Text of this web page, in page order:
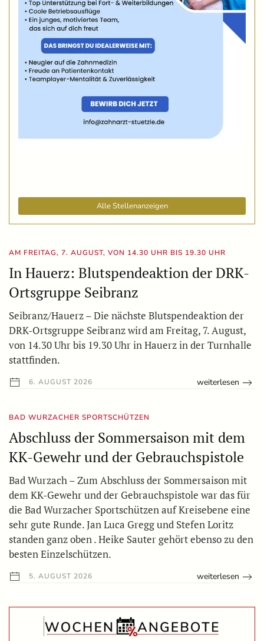
Alle Stellenanzeigen
AM FREITAG, 7. AUGUST, VON 14.30 UHR BIS 19.30 UHR
In Hauerz: Blutspendeaktion der DRK-
Ortsgruppe Seibranz
Seibranz/Hauerz – Die nächste Blutspendeaktion der
DRK-Ortsgruppe Seibranz wird am Freitag, 7. August,
von 14.30 Uhr bis 19.30 Uhr in Hauerz in der Turnhalle
stattfinden.
6. AUGUST 2026 weiterlesen
BAD WURZACHER SPORTSCHÜTZEN
Abschluss der Sommersaison mit dem
KK-Gewehr und der Gebrauchspistole
Bad Wurzach – Zum Abschluss der Sommersaison mit
dem KK-Gewehr und der Gebrauchspistole war das für
die Bad Wurzacher Sportschützen auf Kreisebene eine
sehr gute Runde. Jan Luca Gregg und Stefen Loritz
standen ganz oben . Heike Sauter gehört ebenso zu den
besten Einzelschützen.
5. AUGUST 2026 weiterlesen